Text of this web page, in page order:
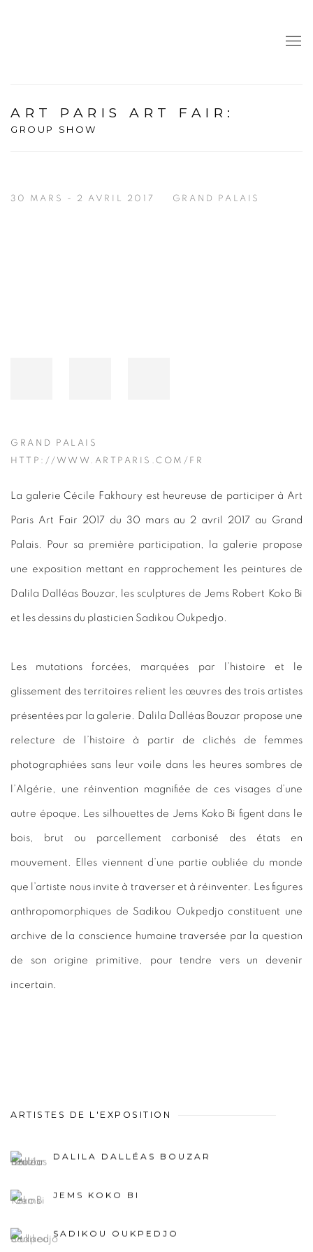
ART PARIS ART FAIR :
GROUP SHOW
GRAND PALAIS
30 MARS - 2 AVRIL 2017
GRAND PALAIS
HTTP://WWW.ARTPARIS.COM/FR
La galerie Cécile Fakhoury est heureuse de participer à Art
Paris Art Fair 2017 du 30 mars au 2 avril 2017 au Grand
Palais. Pour sa première participation, la galerie propose
une exposition mettant en rapprochement les peintures de
Dalila Dalléas Bouzar, les sculptures de Jems Robert Koko Bi
et les dessins du plasticien Sadikou Oukpedjo.
Les mutations forcées, marquées par l’histoire et le
glissement des territoires relient les œuvres des trois artistes
présentées par la galerie. Dalila Dalléas Bouzar propose une
relecture de l’histoire à partir de clichés de femmes
photographiées sans leur voile dans les heures sombres de
l’Algérie, une réinvention magnifiée de ces visages d’une
autre époque. Les silhouettes de Jems Koko Bi figent dans le
bois, brut ou parcellement carbonisé des états en
mouvement. Elles viennent d’une partie oubliée du monde
que l’artiste nous invite à traverser et à réinventer. Les figures
anthropomorphiques de Sadikou Oukpedjo constituent une
archive de la conscience humaine traversée par la question
de son origine primitive, pour tendre vers un devenir
incertain.
ARTISTES DE L'EXPOSITION
DALILA DALLÉAS BOUZAR
JEMS KOKO BI
SADIKOU OUKPEDJO